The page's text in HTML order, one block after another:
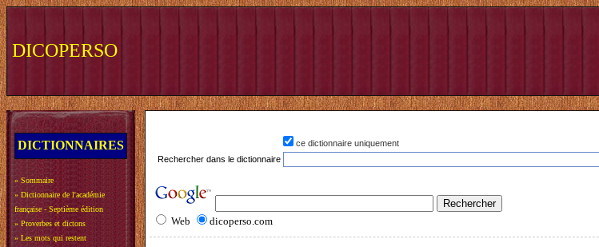
DICOPERSO
DICTIONNAIRES
» Sommaire
» Dictionnaire de l'académie
française - Septième édition
» Proverbes et dictons
» Les mots qui restent
ce dictionnaire uniquement
Rechercher dans le dictionnaire
Web dicoperso.com